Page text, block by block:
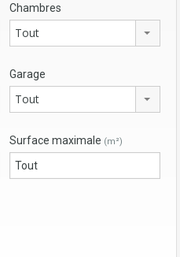
Chambres
Tout
Garage
Tout
Surface maximale (m²)